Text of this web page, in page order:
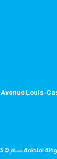
Avenue Louis-
سام © 2023، تصميم وتطوير